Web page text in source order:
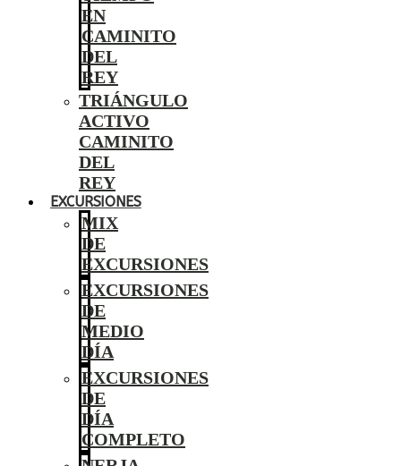
EN
CAMINITO
DEL
REY
TRIÁNGULO
ACTIVO
CAMINITO
DEL
REY
EXCURSIONES
MIX
DE
EXCURSIONES
EXCURSIONES
DE
MEDIO
DÍA
EXCURSIONES
DE
DÍA
COMPLETO